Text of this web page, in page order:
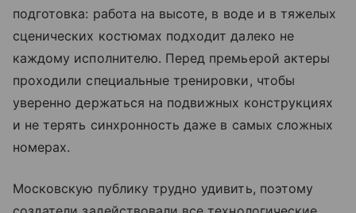
подготовка: работа на высоте, в воде и в тяжелых
сценических костюмах подходит далеко не
каждому исполнителю. Перед премьерой актеры
проходили специальные тренировки, чтобы
уверенно держаться на подвижных конструкциях
и не терять синхронность даже в самых сложных
номерах.
Московскую публику трудно удивить, поэтому